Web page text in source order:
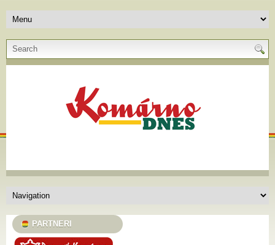
PARTNERI